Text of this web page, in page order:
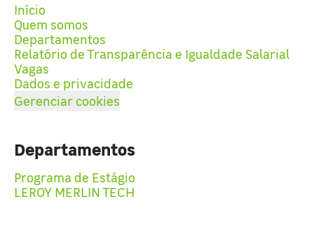
Início
Quem somos
Departamentos
Relatório de Transparência e Igualdade Salarial
Vagas
Dados e privacidade
Gerenciar cookies
Departamentos
Programa de Estágio
LEROY MERLIN TECH